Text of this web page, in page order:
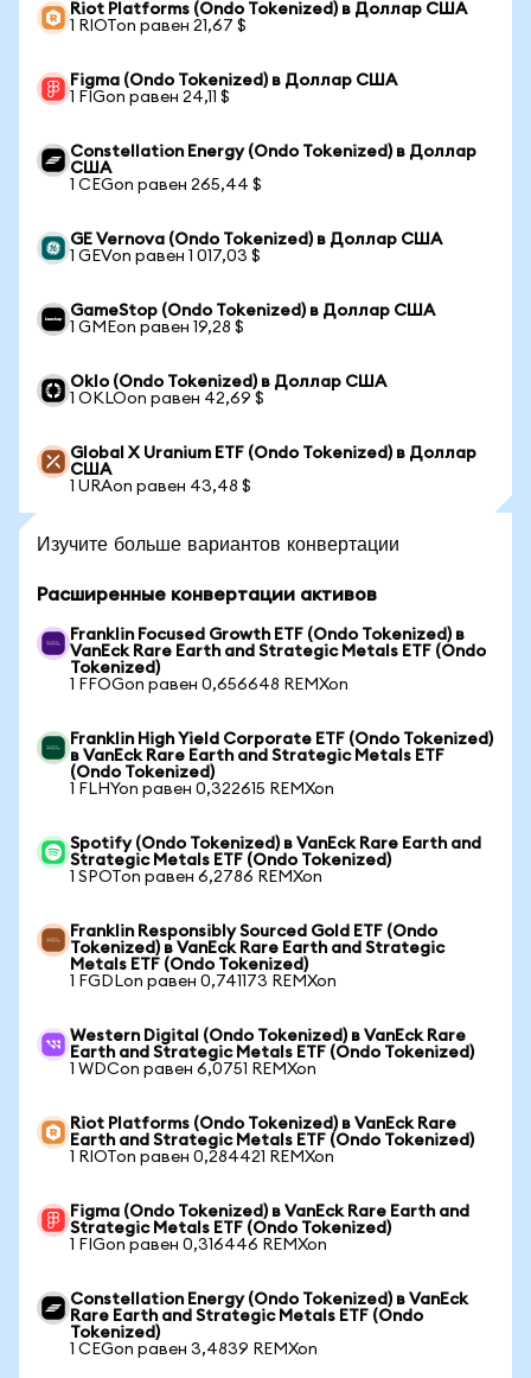
Riot Platforms (Ondo Tokenized) в Доллар США
1 RIOTon равен 21,67 $
Figma (Ondo Tokenized) в Доллар США
1 FIGon равен 24,11 $
Constellation Energy (Ondo Tokenized) в Доллар
США
1 CEGon равен 265,44 $
GE Vernova (Ondo Tokenized) в Доллар США
1 GEVon равен 1 017,03 $
GameStop (Ondo Tokenized) в Доллар США
1 GMEon равен 19,28 $
Oklo (Ondo Tokenized) в Доллар США
1 OKLOon равен 42,69 $
Global X Uranium ETF (Ondo Tokenized) в Доллар
США
1 URAon равен 43,48 $
Изучите больше вариантов конвертации
Расширенные конвертации активов
Franklin Focused Growth ETF (Ondo Tokenized) в
VanEck Rare Earth and Strategic Metals ETF (Ondo
Tokenized)
1 FFOGon равен 0,656648 REMXon
Franklin High Yield Corporate ETF (Ondo Tokenized)
в VanEck Rare Earth and Strategic Metals ETF
(Ondo Tokenized)
1 FLHYon равен 0,322615 REMXon
Spotify (Ondo Tokenized) в VanEck Rare Earth and
Strategic Metals ETF (Ondo Tokenized)
1 SPOTon равен 6,2786 REMXon
Franklin Responsibly Sourced Gold ETF (Ondo
Tokenized) в VanEck Rare Earth and Strategic
Metals ETF (Ondo Tokenized)
1 FGDLon равен 0,741173 REMXon
Western Digital (Ondo Tokenized) в VanEck Rare
Earth and Strategic Metals ETF (Ondo Tokenized)
1 WDCon равен 6,0751 REMXon
Riot Platforms (Ondo Tokenized) в VanEck Rare
Earth and Strategic Metals ETF (Ondo Tokenized)
1 RIOTon равен 0,284421 REMXon
Figma (Ondo Tokenized) в VanEck Rare Earth and
Strategic Metals ETF (Ondo Tokenized)
1 FIGon равен 0,316446 REMXon
Constellation Energy (Ondo Tokenized) в VanEck
Rare Earth and Strategic Metals ETF (Ondo
Tokenized)
1 CEGon равен 3,4839 REMXon